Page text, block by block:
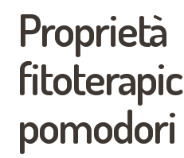
Proprietà